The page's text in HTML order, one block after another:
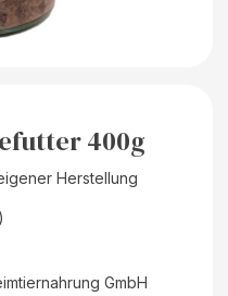
400g
Herstellung
GmbH